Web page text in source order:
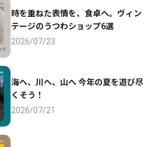
時を重ねた表情を、食卓へ。ヴィン
テージのうつわショップ6選
2026/07/23
海へ、川へ、山へ 今年の夏を遊び尽
くそう！
2026/07/21